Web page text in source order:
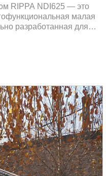
RIPPA NDI625 — это
малая
разработанная для
других областей. Эта